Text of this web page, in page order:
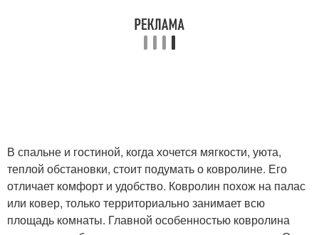
В спальне и гостиной, когда хочется мягкости, уюта,
теплой обстановки, стоит подумать о ковролине. Его
отличает комфорт и удобство. Ковролин похож на палас
или ковер, только территориально занимает всю
площадь комнаты. Главной особенностью ковролина